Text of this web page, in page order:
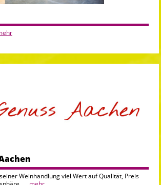
Weinhandlung viel Wert auf Qualität, Preis